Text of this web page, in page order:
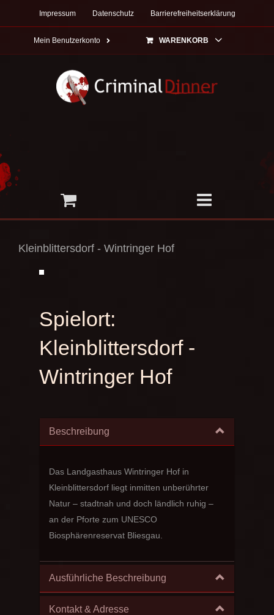
Impressum Datenschutz Barrierefreiheitserklärung
Mein Benutzerkonto WARENKORB
Kleinblittersdorf - Wintringer Hof
Spielort:
Kleinblittersdorf -
Wintringer Hof
Beschreibung
Das Landgasthaus Wintringer Hof in
Kleinblittersdorf liegt inmitten unberührter
Natur – stadtnah und doch ländlich ruhig –
an der Pforte zum UNESCO
Biosphärenreservat Bliesgau.
Ausführliche Beschreibung
Kontakt & Adresse